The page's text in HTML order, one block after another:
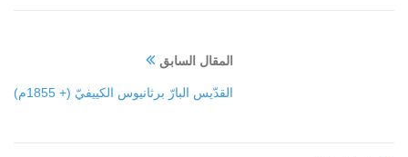
المقال السابق
القدّيس البارّ برثانيوس الكييفيّ (+ 1855م)